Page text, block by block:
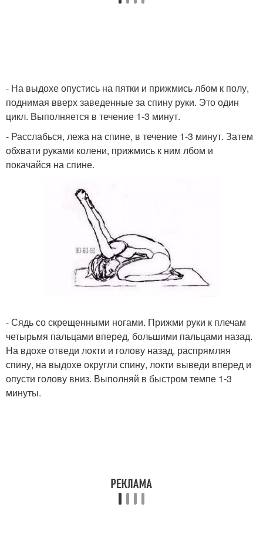
- На выдохе опустись на пятки и прижмись лбом к полу,
поднимая вверх заведенные за спину руки. Это один
цикл. Выполняется в течение 1-3 минут.
- Расслабься, лежа на спине, в течение 1-3 минут. Затем
обхвати руками колени, прижмись к ним лбом и
покачайся на спине.
- Сядь со скрещенными ногами. Прижми руки к плечам
четырьмя пальцами вперед, большими пальцами назад.
На вдохе отведи локти и голову назад, распрямляя
спину, на выдохе округли спину, локти выведи вперед и
опусти голову вниз. Выполняй в быстром темпе 1-3
минуты.